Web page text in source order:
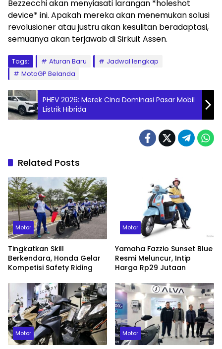
Bezzecchi akan menyiasati larangan *holeshot
device* ini. Apakah mereka akan menemukan solusi
revolusioner atau justru akan kesulitan beradaptasi,
semuanya akan terjawab di Sirkuit Assen.
Tags: Aturan Baru
Jadwal lengkap
MotoGP Belanda
PHEV 2026: Merek Cina Dominasi Pasar Mobil
Listrik Hibrida
Related Posts
Motor
Tingkatkan Skill
Berkendara, Honda Gelar
Kompetisi Safety Riding
Motor
Yamaha Fazzio Sunset Blue
Resmi Meluncur, Intip
Harga Rp29 Jutaan
Motor Motor